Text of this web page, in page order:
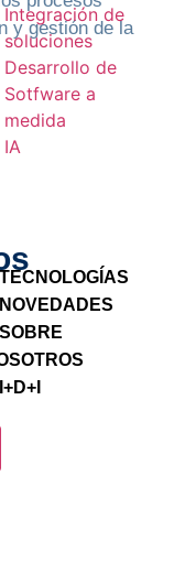
Integración de
soluciones
Desarrollo de
Sotfware a
medida
IA
TECNOLOGÍAS
NOVEDADES
SOBRE
I+D+I
y gestión de la